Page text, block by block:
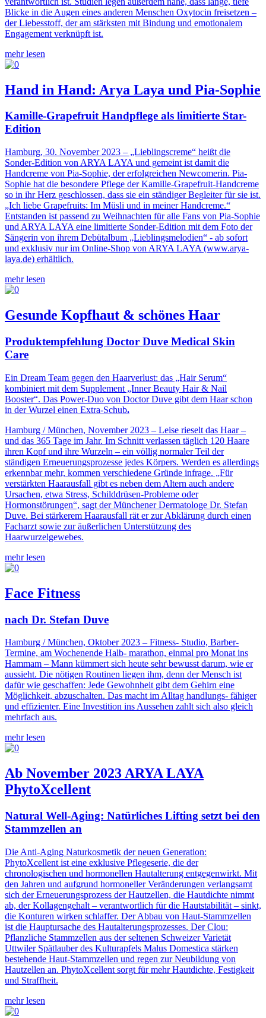
Blicke in die Augen eines anderen Menschen Oxytocin freisetzen –
der Liebesstoff, der am stärksten mit Bindung und emotionalem
Engagement verknüpft ist.
mehr lesen
Hand in Hand: Arya Laya und Pia-Sophie
Kamille-Grapefruit Handpflege als limitierte Star-
Edition
Hamburg, 30. November 2023 – „Lieblingscreme“ heißt die
Sonder-Edition von ARYA LAYA und gemeint ist damit die
Handcreme von Pia-Sophie, der erfolgreichen Newcomerin. Pia-
Sophie hat die besondere Pflege der Kamille-Grapefruit-Handcreme
so in ihr Herz geschlossen, dass sie ein ständiger Begleiter für sie ist.
„Ich liebe Grapefruits: Im Müsli und in meiner Handcreme.“
Entstanden ist passend zu Weihnachten für alle Fans von Pia-Sophie
und ARYA LAYA eine limitierte Sonder-Edition mit dem Foto der
Sängerin von ihrem Debütalbum „Lieblingsmelodien“ - ab sofort
und exklusiv nur im Online-Shop von ARYA LAYA (www.arya-
laya.de) erhältlich.
mehr lesen
Gesunde Kopfhaut & schönes Haar
Produktempfehlung Doctor Duve Medical Skin
Care
Ein Dream Team gegen den Haarverlust: das „Hair Serum“
kombiniert mit dem Supplement „Inner Beauty Hair & Nail
Booster“. Das Power-Duo von Doctor Duve gibt dem Haar schon
in der Wurzel einen Extra-Schub.
Hamburg / München, November 2023 – Leise rieselt das Haar –
und das 365 Tage im Jahr. Im Schnitt verlassen täglich 120 Haare
ihren Kopf und ihre Wurzeln – ein völlig normaler Teil der
ständigen Erneuerungsprozesse jedes Körpers. Werden es allerdings
erkennbar mehr, kommen verschiedene Gründe infrage. „Für
verstärkten Haarausfall gibt es neben dem Altern auch andere
Ursachen, etwa Stress, Schilddrüsen-Probleme oder
Hormonstörungen“, sagt der Münchener Dermatologe Dr. Stefan
Duve. Bei stärkerem Haarausfall rät er zur Abklärung durch einen
Facharzt sowie zur äußerlichen Unterstützung des
Haarwurzelgewebes.
mehr lesen
Face Fitness
nach Dr. Stefan Duve
Hamburg / München, Oktober 2023 – Fitness- Studio, Barber-
Termine, am Wochenende Halb- marathon, einmal pro Monat ins
Hammam – Mann kümmert sich heute sehr bewusst darum, wie er
aussieht. Die nötigen Routinen liegen ihm, denn der Mensch ist
dafür wie geschaffen: Jede Gewohnheit gibt dem Gehirn eine
Möglichkeit, abzuschalten. Das macht im Alltag handlungs- fähiger
und effizienter. Eine Investition ins Aussehen zahlt sich also gleich
mehrfach aus.
mehr lesen
Ab November 2023 ARYA LAYA
PhytoXcellent
Natural Well-Aging: Natürliches Lifting setzt bei den
Stammzellen an
Die Anti-Aging Naturkosmetik der neuen Generation:
PhytoXcellent ist eine exklusive Pflegeserie, die der
chronologischen und hormonellen Hautalterung entgegenwirkt. Mit
den Jahren und aufgrund hormoneller Veränderungen verlangsamt
sich der Erneuerungsprozess der Hautzellen, die Hautdichte nimmt
ab, der Kollagengehalt – verantwortlich für die Hautstabilität – sinkt,
die Konturen wirken schlaffer. Der Abbau von Haut-Stammzellen
ist die Hauptursache des Hautalterungsprozesses. Der Clou:
Pflanzliche Stammzellen aus der seltenen Schweizer Varietät
Uttwiler Spätlauber des Kulturapfels Malus Domestica stärken
bestehende Haut-Stammzellen und regen zur Neubildung von
Hautzellen an. PhytoXcellent sorgt für mehr Hautdichte, Festigkeit
und Straffheit.
mehr lesen